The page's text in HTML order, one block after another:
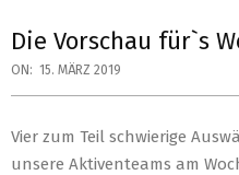
HANDBALL
Menu
Die Vorschau für`s
ON: 15. MÄRZ 2019
Vier zum Teil schwierige
unsere Aktiventeams am